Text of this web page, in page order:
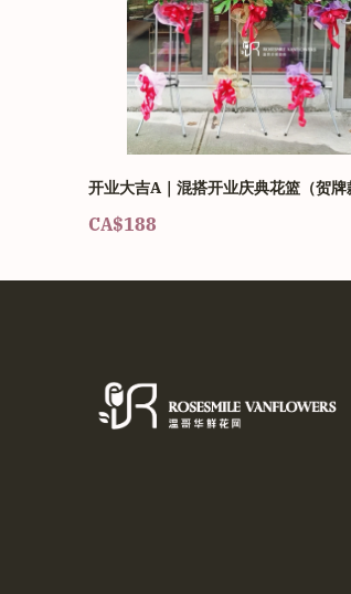
开业大吉A｜混搭开业庆典花篮（贺牌
CA$188